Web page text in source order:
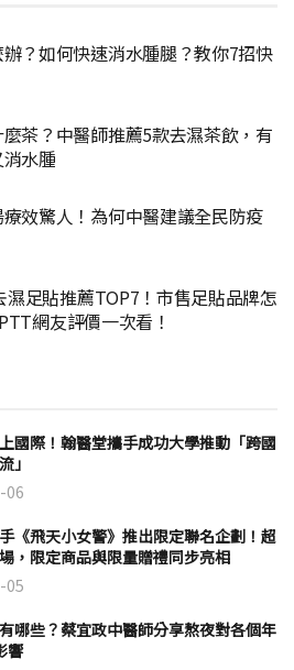
？如何快速消水腫腿？教你7招快
茶？中醫師推薦5款去濕茶飲，有
水腫
效驚人！為何中醫建議全民防疫
濕足貼推薦TOP7！市售足貼品牌怎
網友評價一次看！
國際！翰醫堂攜手成功大學推動「跨國
」
06
《飛天小女警》推出限定聯名企劃！超
，限定商品與限量贈禮同步亮相
05
哪些？蔡宜政中醫師分享熬夜對各個年
響